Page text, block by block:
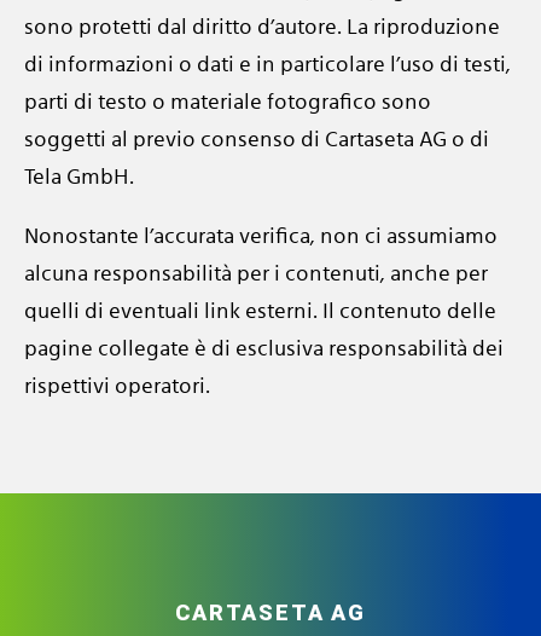
sono protetti dal diritto d’autore. La riproduzione
di informazioni o dati e in particolare l’uso di testi,
parti di testo o materiale fotografico sono
soggetti al previo consenso di Cartaseta AG o di
Tela GmbH.
Nonostante l’accurata verifica, non ci assumiamo
alcuna responsabilità per i contenuti, anche per
quelli di eventuali link esterni. Il contenuto delle
pagine collegate è di esclusiva responsabilità dei
rispettivi operatori.
CARTASETA AG